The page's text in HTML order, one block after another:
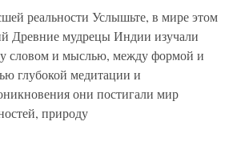
реальности Услышьте, в мире этом
Древние мудрецы Индии изучали
словом и мыслью, между формой и
глубокой медитации и
они постигали мир
природу